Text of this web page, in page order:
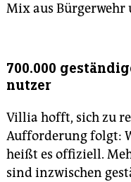
Mix aus
700.000
nutzer
Villia hofft, sich zu
Aufforderung folgt:
heißt es offiziell.
sind inzwischen